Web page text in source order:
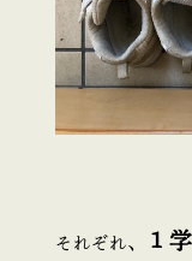
それぞれ、 １